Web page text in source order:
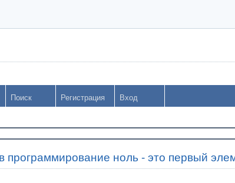
Поиск Регистрация Вход
программирование ноль - это первый